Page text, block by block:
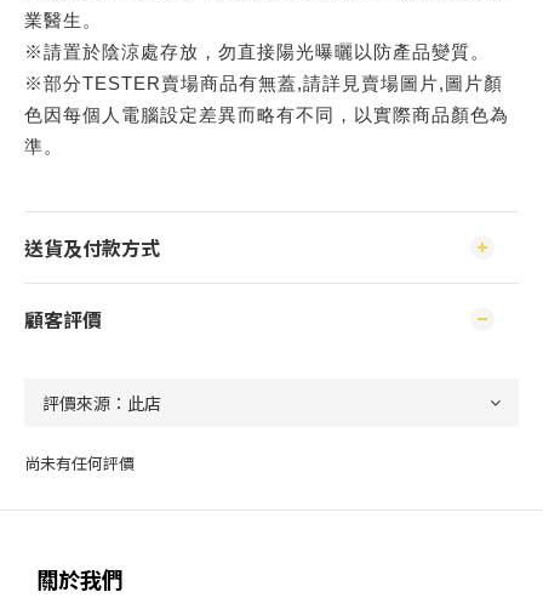
業醫生。
※請置於陰涼處存放，勿直接陽光曝曬以防產品變質。
※部分TESTER賣場商品有無蓋,請詳見賣場圖片,圖片顏
色因每個人電腦設定差異而略有不同，以實際商品顏色為
準。
送貨及付款方式
顧客評價
尚未有任何評價
關於我們